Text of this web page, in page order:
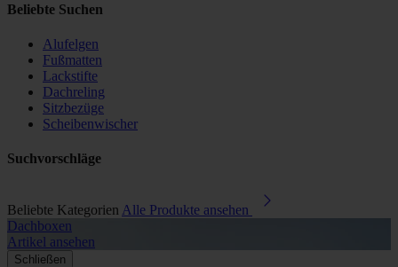
Beliebte Suchen
Alufelgen
Fußmatten
Lackstifte
Dachreling
Sitzbezüge
Scheibenwischer
Suchvorschläge
Beliebte Kategorien Alle Produkte ansehen
Dachboxen
Artikel ansehen
Schließen